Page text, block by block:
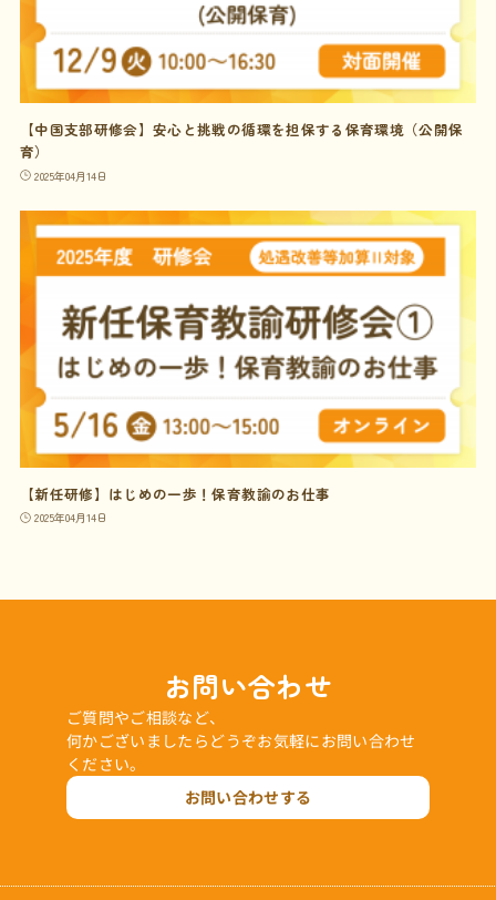
【中国支部研修会】安心と挑戦の循環を担保する保育環境（公開保
育）
2025年04月14日
【新任研修】はじめの一歩！保育教諭のお仕事
2025年04月14日
お問い合わせ
ご質問やご相談など、
何かございましたらどうぞお気軽にお問い合わせ
ください。
お問い合わせする